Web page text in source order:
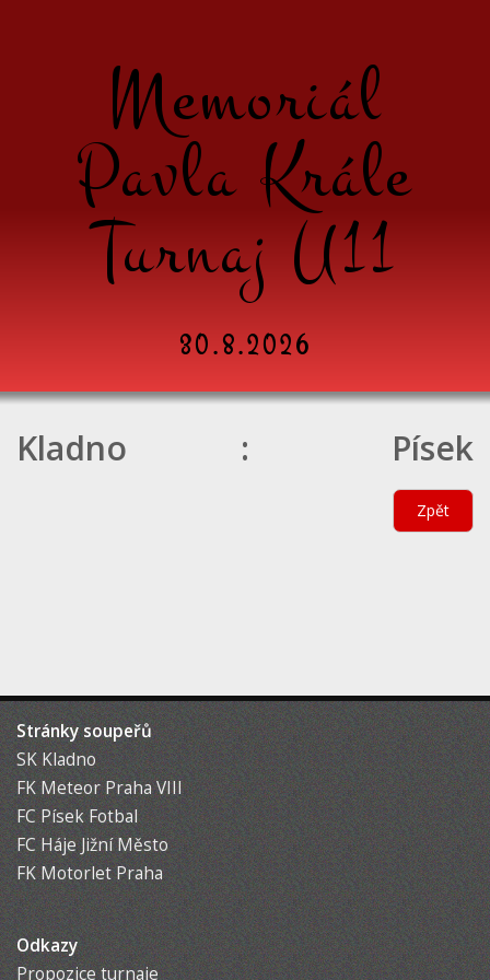
Memoriál
Pavla Krále
Turnaj U11
30.8.2026
Kladno : Písek
Zpět
Stránky soupeřů
SK Kladno
FK Meteor Praha VIII
FC Písek Fotbal
FC Háje Jižní Město
FK Motorlet Praha
Odkazy
Propozice turnaje